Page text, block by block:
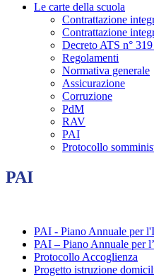
Le carte della scuola
Contrattazione
Contrattazione
Decreto ATS n°
Regolamenti
Normativa generale
Assicurazione
Corruzione
PdM
RAV
PAI
Protocollo
PAI
PAI - Piano Annuale per
PAI – Piano Annuale per
Protocollo Accoglienza
Progetto istruzione